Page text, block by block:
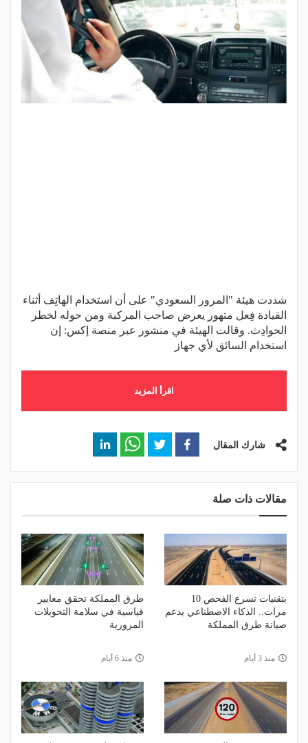
شددت هيئة "المرور السعودي" على أن استخدام الهاتِف أثناء
القيادة فِعل متهور يعرض صاحب المركبة ومن حوله لخطر
الحوادِث. وقالت الهيئة في منشور عبر منصة إكس: إن
استخدام السائق لأي جهاز
اقرأ المزيد
شارك المقال
مقالات ذات صلة
بتقنيات تسرع الفحص 10
مرات.. الذكاء الاصطناعي يدعم
صيانة طرق المملكة
منذ 3 أيام
طرق المملكة تحقق معايير
قياسية في سلامة التحويلات
المرورية
منذ 6 أيام